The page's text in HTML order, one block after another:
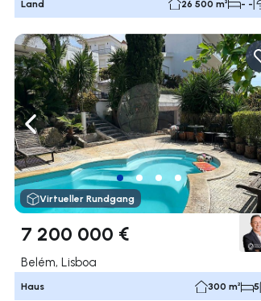
Land 26 500 m² - -
rechts navigieren
Nach links navigieren
Virtueller Rundgang
7 200 000 €
Belém, Lisboa
Haus 300 m² 5